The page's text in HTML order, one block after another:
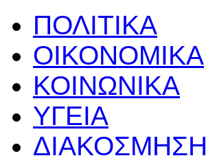
ΠΟΛΙΤΙΚΑ
ΟΙΚΟΝΟΜΙΚΑ
ΚΟΙΝΩΝΙΚΑ
ΥΓΕΙΑ
ΔΙΑΚΟΣΜΗΣΗ